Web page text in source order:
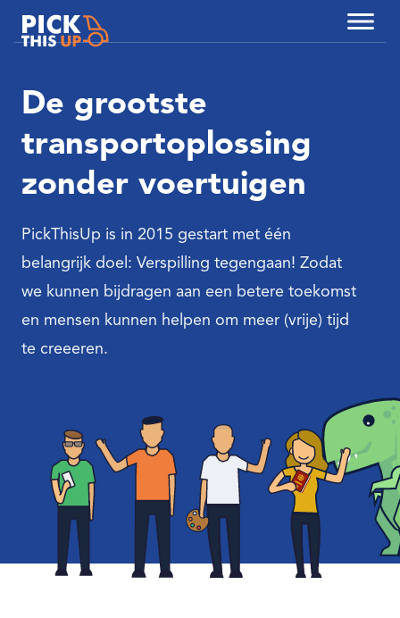
NEDERLANDS
ENGLISH
De grootste
transportoplossing
zonder voertuigen
PickThisUp is in 2015 gestart met één
belangrijk doel: Verspilling tegengaan! Zodat
we kunnen bijdragen aan een betere toekomst
en mensen kunnen helpen om meer (vrije) tijd
te creeeren.